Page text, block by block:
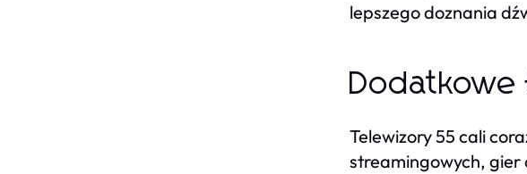
lepszego doznania
Dodatkowe
Telewizory 55 cali
streamingowych, gier